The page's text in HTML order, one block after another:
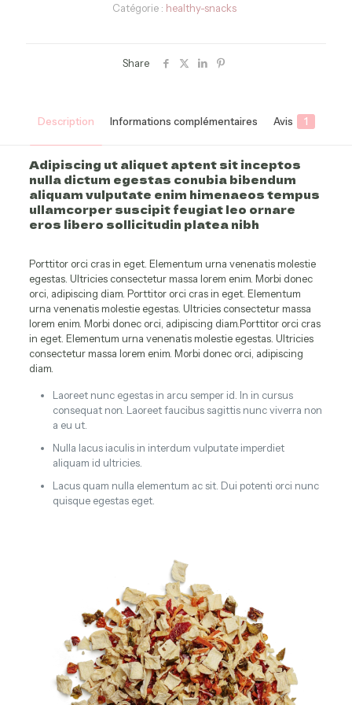
Catégorie : healthy-snacks
Share
Description Informations complémentaires Avis 1
Adipiscing ut aliquet aptent sit inceptos
nulla dictum egestas conubia bibendum
aliquam vulputate enim himenaeos tempus
ullamcorper suscipit feugiat leo ornare
eros libero sollicitudin platea nibh
Porttitor orci cras in eget. Elementum urna venenatis molestie
egestas. Ultricies consectetur massa lorem enim. Morbi donec
orci, adipiscing diam. Porttitor orci cras in eget. Elementum
urna venenatis molestie egestas. Ultricies consectetur massa
lorem enim. Morbi donec orci, adipiscing diam.Porttitor orci cras
in eget. Elementum urna venenatis molestie egestas. Ultricies
consectetur massa lorem enim. Morbi donec orci, adipiscing
diam.
Laoreet nunc egestas in arcu semper id. In in cursus
consequat non. Laoreet faucibus sagittis nunc viverra non
a eu ut.
Nulla lacus iaculis in interdum vulputate imperdiet
aliquam id ultricies.
Lacus quam nulla elementum ac sit. Dui potenti orci nunc
quisque egestas eget.